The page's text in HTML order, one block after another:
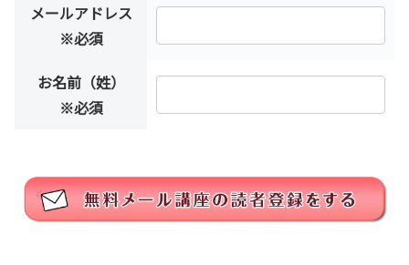
メールアドレス
※必須
お名前（姓）
※必須